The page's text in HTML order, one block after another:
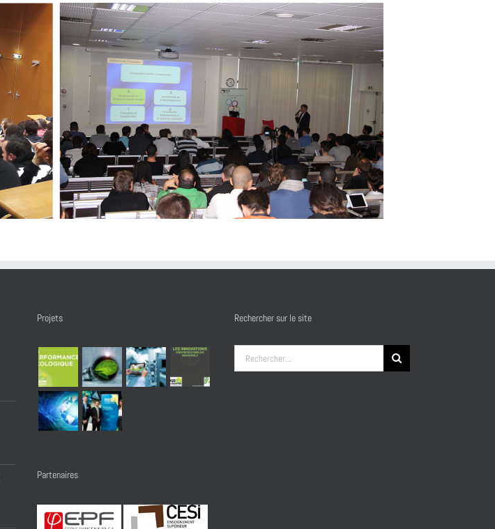
Projets
Partenaires
Rechercher sur le site
Rechercher: